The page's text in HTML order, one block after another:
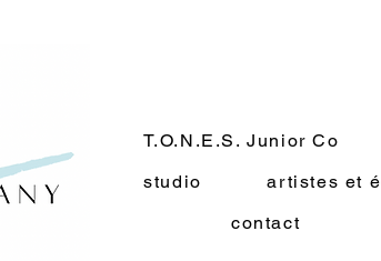
T.O.N.E.S. Junior Co
studio
artistes et
contact